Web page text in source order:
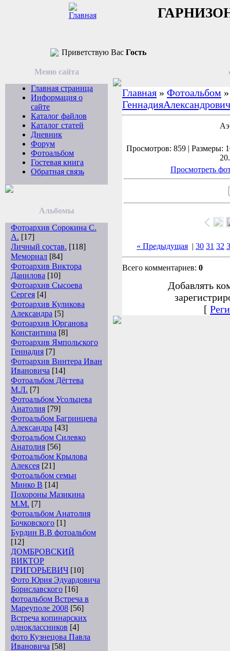
Приветствую Вас Гость
Меню сайта
Главная страница
Информация о
сайте
Каталог файлов
Каталог статей
Дневник
Форум
Фотоальбом
Гостевая книга
Обратная связь
Альбомы
Фотоархив Сорокина С.
А. [17]
Личный состав. [118]
Мемориал [84]
Фотоархив Виктора
Данилова [10]
Фотоархив Сысоева
Сергея [4]
Фотоархив Куликова
Александра [5]
Фотоархив Юрганова
Константина [8]
Фотоархив Ямпольского
Геннадия [7]
Фотоархив Винтера Иван
Ивановича [14]
Фотоальбом Дёгтева
М.Л. [7]
Фотоальбом Усольцева
Анатолия [79]
Фотоальбом Багринцева
Александра [43]
Фотоальбом Силевко
Анатолия [56]
Фотоальбом Крылова
Алексея [21]
Фотоальбом семьи
Минко В [14]
Похороны Мазикина
М.М. [7]
Фотоальбом Анатолия
Бочковского [1]
Бурдин В.В фотоальбом
[12]
ДОМБРОВСКИЙ
ВИКТОР
ГРИГОРЬЕВИЧ [10]
Фото Юрия Эдуардовича
Бориславского [16]
фотоальбом Встреча в
Мареуполе 2008 [56]
Встреча копинарских
одноклассников [4]
фото Кузнецова Павла
Ивановича [58]
Главная » Фотоальбом
Просмотров: 859 | Размеры:
Просмотреть
« Предыдущая | 30 31 32
Всего комментариев: 0
Добавлять
[